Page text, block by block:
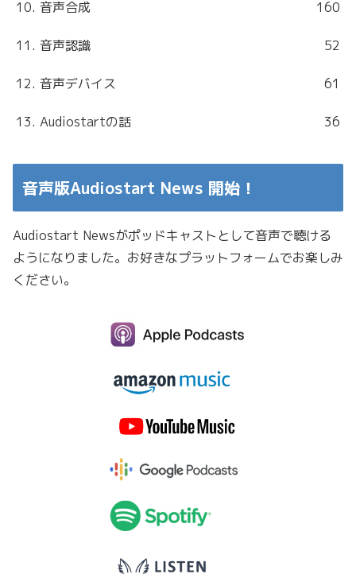
10. 音声合成 160
11. 音声認識 52
12. 音声デバイス 61
13. Audiostartの話 36
音声版Audiostart News 開始！
Audiostart Newsがポッドキャストとして音声で聴ける
ようになりました。お好きなプラットフォームでお楽しみ
ください。